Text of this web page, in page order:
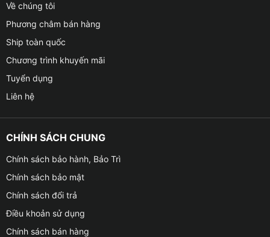
Về chúng tôi
Phương châm bán hàng
Ship toàn quốc
Chương trình khuyến mãi
Tuyển dụng
Liên hệ
CHÍNH SÁCH CHUNG
Chính sách bảo hành, Bảo Trì
Chính sách bảo mật
Chính sách đổi trả
Điều khoản sử dụng
Chính sách bán hàng